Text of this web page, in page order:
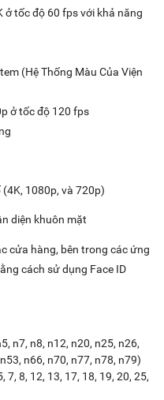
ở tốc độ 60 fps với khả năng
(Hệ Thống Màu Của Viện
ở tốc độ 120 fps
1080p, và 720p)
diện khuôn mặt
cửa hàng, bên trong các ứng
cách sử dụng Face ID
n7, n8, n12, n20, n25, n26,
n66, n70, n77, n78, n79)
7, 8, 12, 13, 17, 18, 19, 20, 25,